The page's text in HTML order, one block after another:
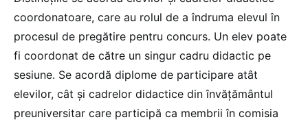
coordonatoare, care au rolul de a îndruma elevul în
procesul de pregătire pentru concurs. Un elev poate
fi coordonat de către un singur cadru didactic pe
sesiune. Se acordă diplome de participare atât
elevilor, cât și cadrelor didactice din învățământul
preuniversitar care participă ca membrii în comisia